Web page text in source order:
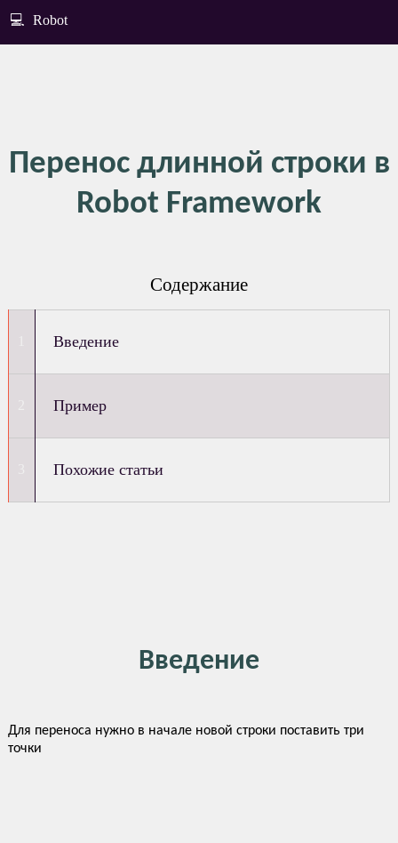
💻 Robot
Перенос длинной строки в
Robot Framework
Содержание
Введение
Пример
Похожие статьи
Введение
Для переноса нужно в начале новой строки поставить три
точки